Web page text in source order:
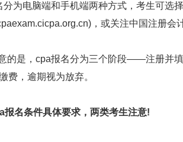
电脑端和手机端两种方式，考生可选
，或关注中国注册会
是，cpa报名分为三个阶段——注册并填
费，逾期视为放弃。
报名条件具体要求，两类考生注意!